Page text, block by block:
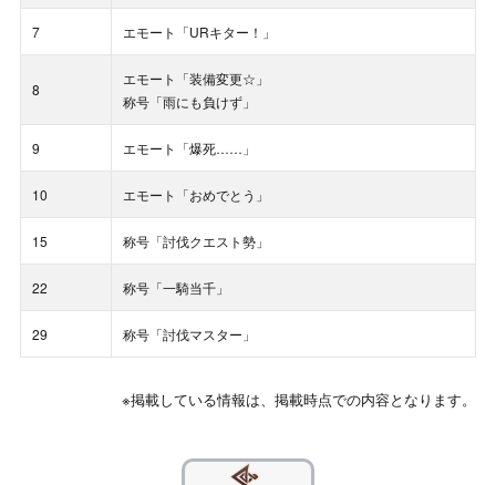
7 エモート「URキター！」
8
エモート「装備変更☆」
称号「雨にも負けず」
9 エモート「爆死……」
10 エモート「おめでとう」
15 称号「討伐クエスト勢」
22 称号「一騎当千」
29 称号「討伐マスター」
※掲載している情報は、掲載時点での内容となります。